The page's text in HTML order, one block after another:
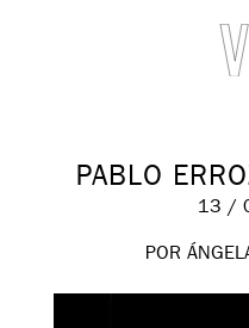
PABLO
13 /
POR